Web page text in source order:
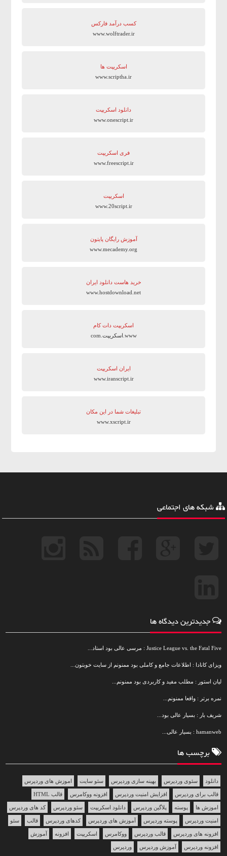
کسب درآمد فارکس
www.wolftrader.ir
اسکریپت ها
www.scriptha.ir
دانلود اسکریپت
www.onescript.ir
فری اسکریپت
www.freescript.ir
اسکریپت
www.20script.ir
آموزش رایگان پایتون
www.mecademy.org
خرید هاست دانلود ایران
www.hostdownload.net
اسکریپت دات کام
www.اسکریپت.com
ایران اسکریپت
www.iranscript.ir
تبلیغات شما در این مکان
www.xscript.ir
شبکه های اجتماعی
جدیدترین دیدگاه ها
Justice League vs. the Fatal Five : مرسی عالی بود استاد...
ویزای کانادا : اطلاعات جامع و کاملی بود ممنونم از سایت خوبتون...
لیان استور : مطلب مفید و کاربردی بود ممنونم...
نمره برتر : واقعا ممنونم...
شریف بار : بسیار عالی بود...
hamanweb : بسیار عالی...
برچسب ها
دانلود سئوی وردپرس بهینه سازی وردپرس سئو سایت اموزش های وردپرس
قالب برای وردپرس افزایش امنیت وردپرس افزونه ووکامرس قالب HTML
اموزش ها پوسته پلاگین وردپرس دانلود اسکریپت سئو وردپرس کد های وردپرس
امنیت وردپرس پوسته وردپرس آموزش های وردپرس کدهای وردپرس قالب سئو
افزونه های وردپرس قالب وردپرس ووکامرس اسکریپت افزونه آموزش
افزونه وردپرس آموزش وردپرس وردپرس